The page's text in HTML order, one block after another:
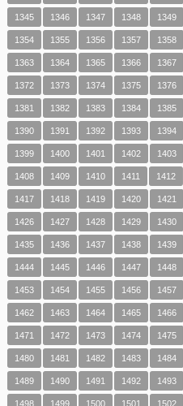
1345 1346 1347 1348 1349
1354 1355 1356 1357 1358
1363 1364 1365 1366 1367
1372 1373 1374 1375 1376
1381 1382 1383 1384 1385
1390 1391 1392 1393 1394
1399 1400 1401 1402 1403
1408 1409 1410 1411 1412
1417 1418 1419 1420 1421
1426 1427 1428 1429 1430
1435 1436 1437 1438 1439
1444 1445 1446 1447 1448
1453 1454 1455 1456 1457
1462 1463 1464 1465 1466
1471 1472 1473 1474 1475
1480 1481 1482 1483 1484
1489 1490 1491 1492 1493
1498 1499 1500 1501 1502